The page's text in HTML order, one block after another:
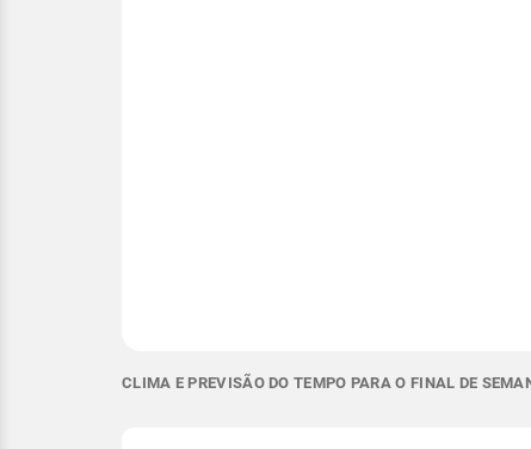
CLIMA E PREVISÃO DO TEMPO PARA O FINAL DE